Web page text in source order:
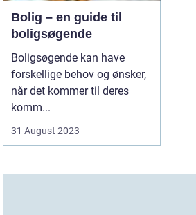
Bolig – en guide til
boligsøgende
Boligsøgende kan have
forskellige behov og ønsker,
når det kommer til deres
komm...
31 August 2023